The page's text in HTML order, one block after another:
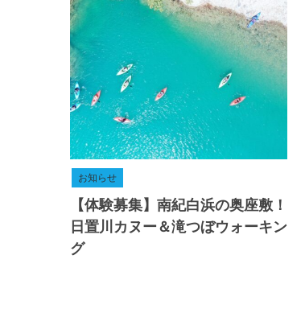
お知らせ
【体験募集】南紀白浜の奥座敷！
日置川カヌー＆滝つぼウォーキン
グ